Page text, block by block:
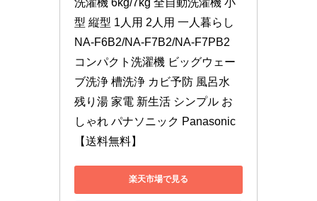
洗濯機 6kg/7kg 全自動洗濯機 小
型 縦型 1人用 2人用 一人暮らし
NA-F6B2/NA-F7B2/NA-F7PB2
コンパクト洗濯機 ビッグウェー
ブ洗浄 槽洗浄 カビ予防 風呂水
残り湯 家電 新生活 シンプル お
しゃれ パナソニック Panasonic
【送料無料】
楽天市場で見る